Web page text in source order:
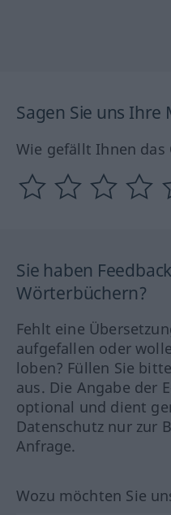
Sagen Sie uns Ihre
Wie gefällt Ihnen das
Sie haben
Wörterbüchern?
Fehlt eine
aufgefallen oder
loben? Füllen Sie
aus. Die Angabe der
optional und dient
Datenschutz nur zur
Anfrage.
Wozu möchten Sie